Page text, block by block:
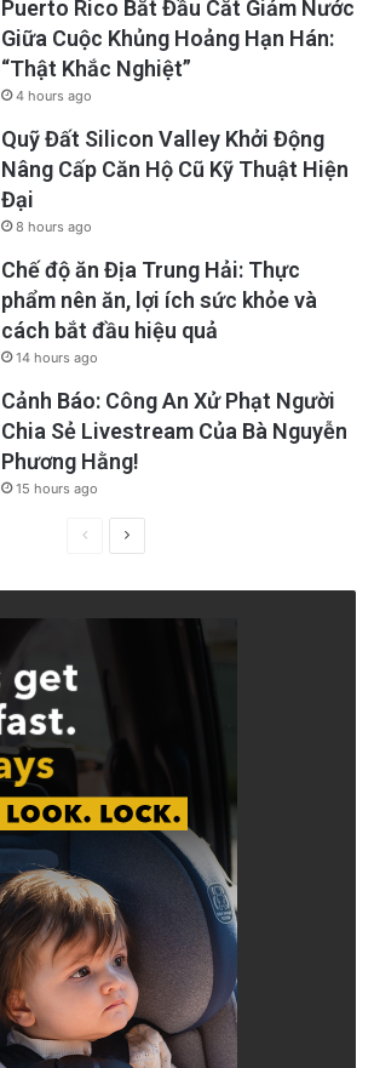
Puerto Rico Bắt Đầu Cắt Giảm Nước
Giữa Cuộc Khủng Hoảng Hạn Hán:
“Thật Khắc Nghiệt”
4 hours ago
Quỹ Đất Silicon Valley Khởi Động
Nâng Cấp Căn Hộ Cũ Kỹ Thuật Hiện
Đại
8 hours ago
Chế độ ăn Địa Trung Hải: Thực
phẩm nên ăn, lợi ích sức khỏe và
cách bắt đầu hiệu quả
14 hours ago
Cảnh Báo: Công An Xử Phạt Người
Chia Sẻ Livestream Của Bà Nguyễn
Phương Hằng!
15 hours ago
PreviousNext